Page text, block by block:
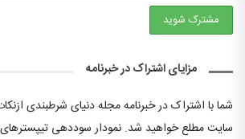
مزایای اشتراک در خبرنامه
شما با اشتراک در خبرنامه مجله دنیای شرطبندی
سایت مطلع خواهید شد. نمودار سوددهی